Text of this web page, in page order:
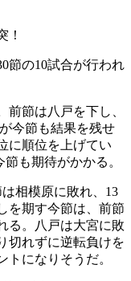
！
節の10試合が行われ
節は八戸を下し、
が今節も結果を残せ
に順位を上げてい
節も期待がかかる。
相模原に敗れ、13
を期す今節は、前節
る。八戸は大宮に敗
切れずに逆転負けを
になりそうだ。